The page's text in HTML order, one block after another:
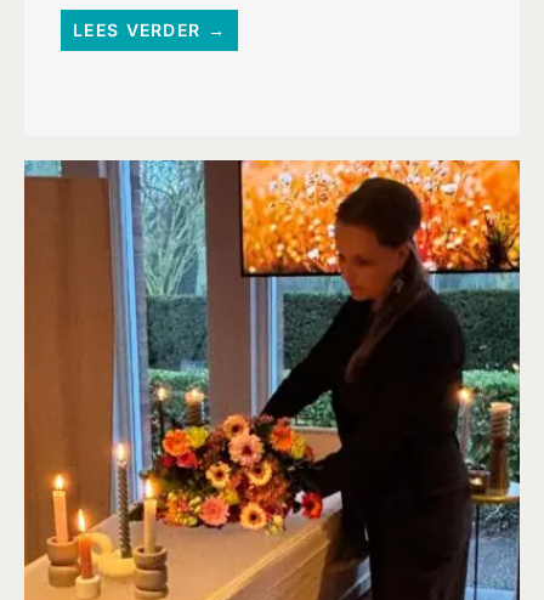
LEES VERDER →